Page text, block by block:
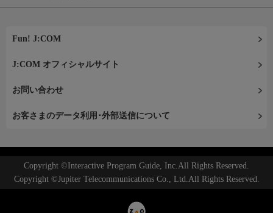
Fun! J:COM
J:COM オフィシャルサイト
お問い合わせ
お客さまのデータ利用･外部送信について
Copyright ©Interactive Program Guide, Inc.All Rights Reserved.
Copyright ©Jupiter Telecommunications Co., Ltd.All Rights Reserved.